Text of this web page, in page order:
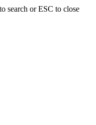
search or ESC to close